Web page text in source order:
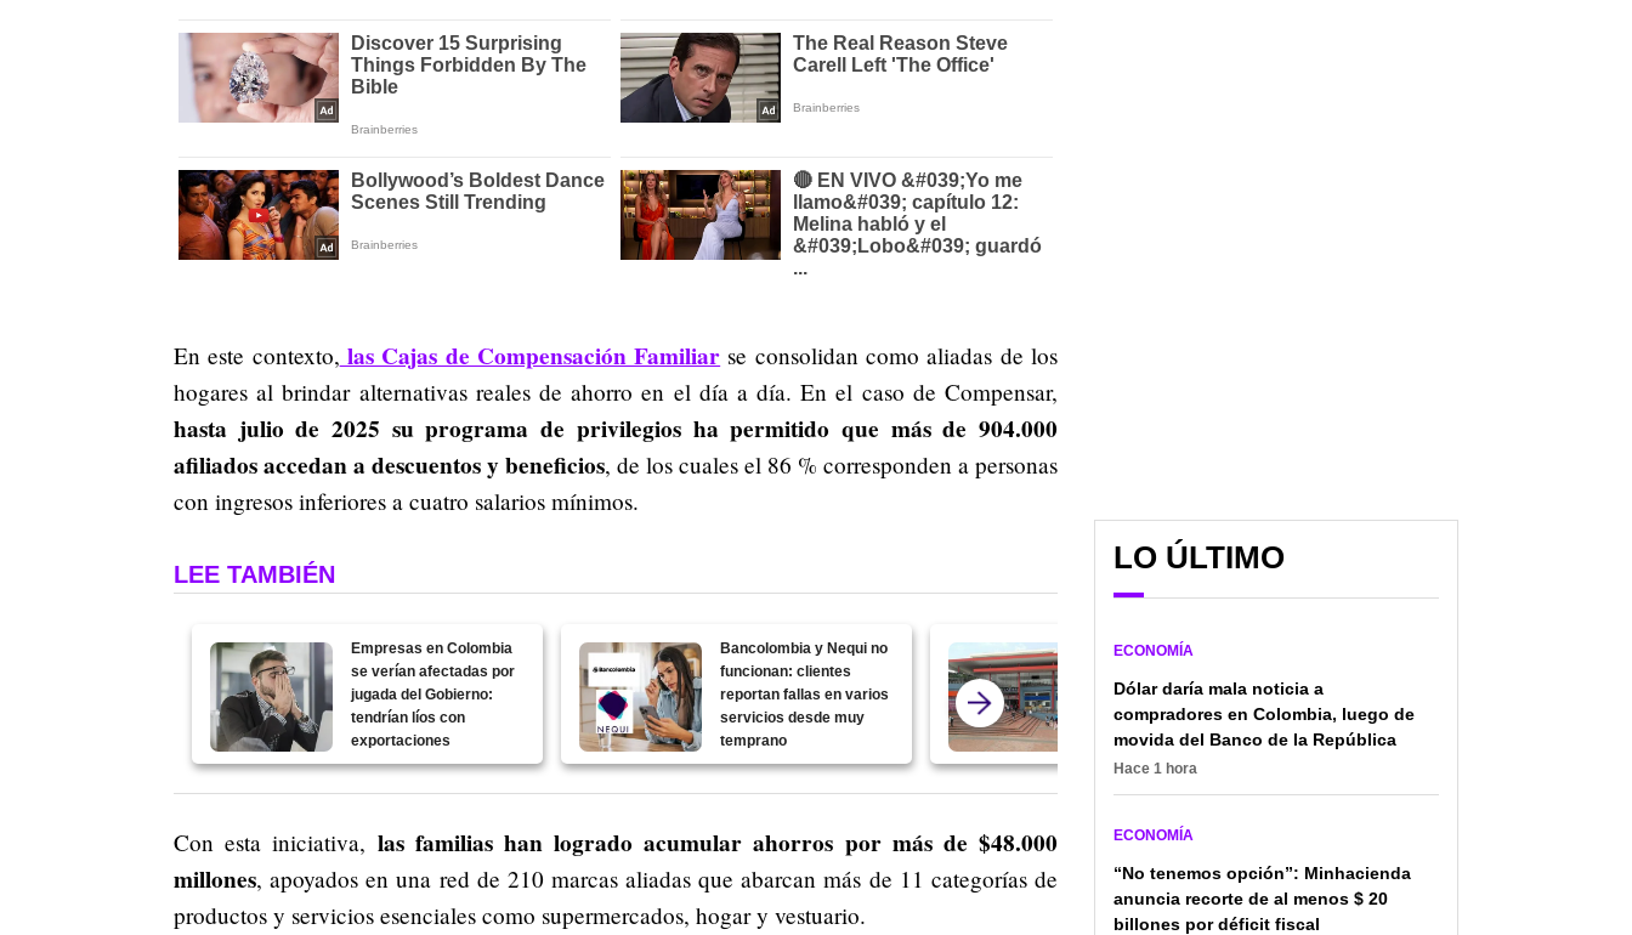
En este contexto, las Cajas de Compensación Familiar se consolidan como aliadas de los
hogares al brindar alternativas reales de ahorro en el día a día. En el caso de Compensar,
hasta julio de 2025 su programa de privilegios ha permitido que más de 904.000
afiliados accedan a descuentos y beneficios, de los cuales el 86 % corresponden a personas
con ingresos inferiores a cuatro salarios mínimos.
LEE TAMBIÉN
Empresas en Colombia
se verían afectadas por
jugada del Gobierno:
tendrían líos con
exportaciones
Bancolombia y Nequi no
funcionan: clientes
reportan fallas en varios
servicios desde muy
temprano
Centro comercial Plaza
cambio y clientes vivirán
nueva experiencia
Con esta iniciativa, las familias han logrado acumular ahorros por más de $48.000
millones, apoyados en una red de 210 marcas aliadas que abarcan más de 11 categorías de
productos y servicios esenciales como supermercados, hogar y vestuario.
LO ÚLTIMO
ECONOMÍA
Dólar daría mala noticia a
compradores en Colombia, luego de
movida del Banco de la República
Hace 1 hora
ECONOMÍA
“No tenemos opción”: Minhacienda
anuncia recorte de al menos $ 20
billones por déficit fiscal